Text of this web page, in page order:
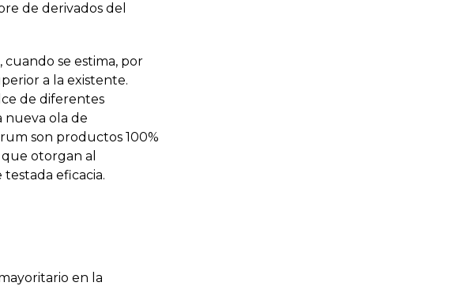
de derivados del
se estima, por
a la existente.
de diferentes
nueva ola de
son productos 100%
otorgan al
eficacia.
en la